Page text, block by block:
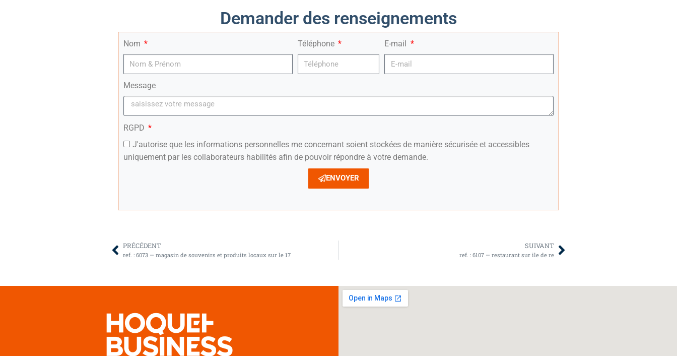
Demander des renseignements
Nom Téléphone E-mail
Message
RGPD
J'autorise que les informations personnelles me concernant soient stockées de manière sécurisée et accessibles
uniquement par les collaborateurs habilités afin de pouvoir répondre à votre demande.
ENVOYER
PRÉCÉDENT
ref. : 6073 — magasin de souvenirs et produits locaux sur le 17
SUIVANT
ref. : 6107 — restaurant sur ile de re